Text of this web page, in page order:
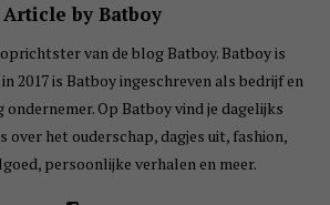
Article by Batboy
van de blog Batboy. Batboy is
2017 is Batboy ingeschreven als bedrijf en
Op Batboy vind je dagelijks
over het ouderschap, dagjes uit, fashion,
persoonlijke verhalen en meer.